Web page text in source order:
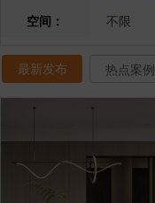
空间：
不限
最新发布 热点案例